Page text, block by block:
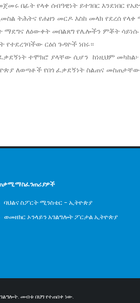
በፊት የላቀ ሰብዓዊነት ይተገበር እንደነበር
ትሕትና የሐዘን መርዶ እስከ መላክ የደረሰ የላቀ
ማደግና ለዕውቀት መበልጸግ የሌሎችን ምቾት
ርዕሰ ጉዳዮች ነበሩ።
ተሞክሮ ያላቸው ሲሆን ከነዚህም
ለወጣቶች የበጎ ፈቃደኝነት ስልጠና
ማስፈንጠሪያዎች
ባህልና ስፖርት ሚንስቴር - ኢትዮጵያ
ወመዘክር ኦንላይን አገልግሎት ፖርታል ኢትዮጵያ
መብቱ በህግ የተጠበቀ ነው.